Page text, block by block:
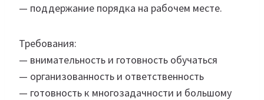
— поддержание порядка на рабочем месте.
Требования:
— внимательность и готовность обучаться
— организованность и ответственность
— готовность к многозадачности и большому